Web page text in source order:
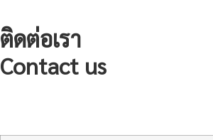
ติดต่อเรา
Contact us